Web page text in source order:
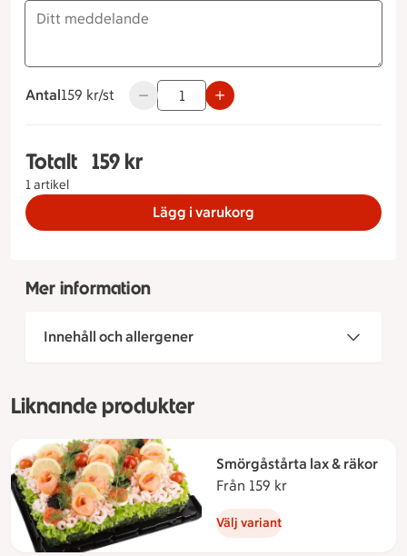
Antal
159 kronor styck
159 kr/st Använd knapparna för att minska eller
Totalt
1 artikel
Totalt 1 stycken Smörgåstårta Ost och Skinka
159 kr
Lägg i varukorg
Mer information
Innehåll och allergener
Liknande produkter
Smörgåstårta lax & räkor
Från 159 kr
Välj variant